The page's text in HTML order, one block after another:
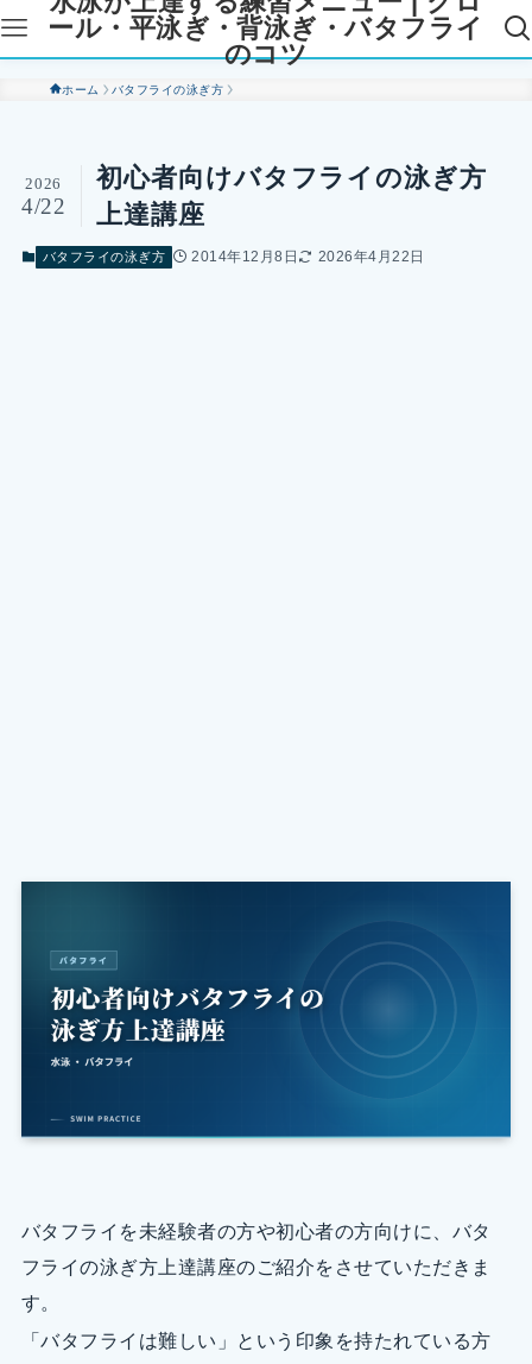
ール・平泳ぎ・背泳ぎ・バタフライ
のコツ
ホーム バタフライの泳ぎ方
初心者向けバタフライの泳ぎ方
上達講座
2026
4/22
バタフライの泳ぎ方 2014年12月8日 2026年4月22日
バタフライを未経験者の方や初心者の方向けに、バタ
フライの泳ぎ方上達講座のご紹介をさせていただきま
す。
「バタフライは難しい」という印象を持たれている方